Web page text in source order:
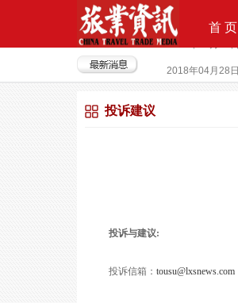
首 页
2018年04月28日
投诉建议
投诉与建议:
投诉信箱： tousu@lxsnews.com